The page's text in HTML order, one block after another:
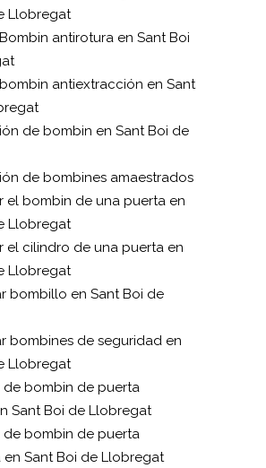
Llobregat
antirotura en Sant Boi
antiextracción en Sant
de bombin en Sant Boi de
de bombines amaestrados
el bombin de una puerta en
Llobregat
el cilindro de una puerta en
Llobregat
bombillo en Sant Boi de
bombines de seguridad en
Llobregat
de bombin de puerta
Sant Boi de Llobregat
de bombin de puerta
Sant Boi de Llobregat